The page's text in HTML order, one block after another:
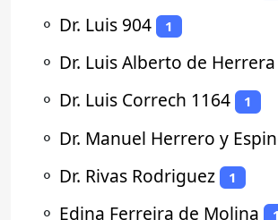
⚬ Dr. Luis 904 1
⚬ Dr. Luis Alberto de Herrera
⚬ Dr. Luis Correch 1164 1
⚬ Dr. Manuel Herrero y
⚬ Dr. Rivas Rodriguez 1
⚬ Edina Ferreira de Molina 1